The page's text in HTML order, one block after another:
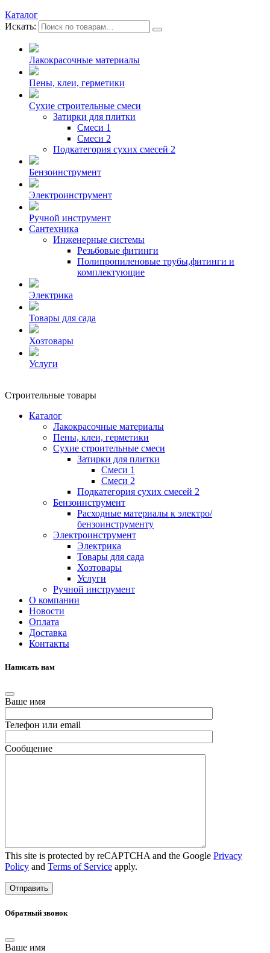
Каталог
Искать:
Лакокрасочные материалы
Пены, клеи, герметики
Сухие строительные смеси
Затирки для плитки
Смеси 1
Смеси 2
Подкатегория сухих смесей 2
Бензоинструмент
Электроинструмент
Ручной инструмент
Сантехника
Инженерные системы
Резьбовые фитинги
Полипропиленовые трубы,фитинги и
комплектующие
Электрика
Товары для сада
Хозтовары
Услуги
Строительные товары
Каталог
Лакокрасочные материалы
Пены, клеи, герметики
Сухие строительные смеси
Затирки для плитки
Смеси 1
Смеси 2
Подкатегория сухих смесей 2
Бензоинструмент
Расходные материалы к электро/
бензоинструменту
Электроинструмент
Электрика
Товары для сада
Хозтовары
Услуги
Ручной инструмент
О компании
Новости
Оплата
Доставка
Контакты
Написать нам
Ваше имя
Телефон или email
Сообщение
This site is protected by reCAPTCHA and the Google Privacy
Policy and Terms of Service apply.
Обратный звонок
Ваше имя